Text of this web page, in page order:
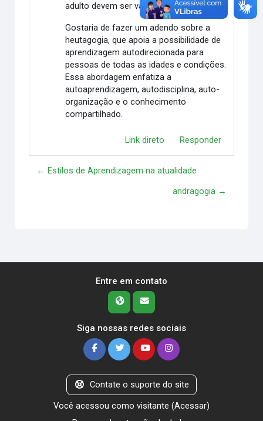
adulto devem ser valorizadas.
Gostaria de fazer um adendo sobre a
heutagogia, que apoia a possibilidade de
aprendizagem autodirecionada para
pessoas de todas as idades e condições.
Essa abordagem enfatiza a
autoaprendizagem, autodisciplina, auto-
organização e o conhecimento
compartilhado.
Link direto Responder
← Estilos de Aprendizagem na atualidade
andragogia →
Entre em contato
Siga nossas redes sociais
Contate o suporte do site
Você acessou como visitante (Acessar)